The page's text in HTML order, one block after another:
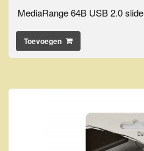
MediaRange 64B USB 2.0 slide
Toevoegen